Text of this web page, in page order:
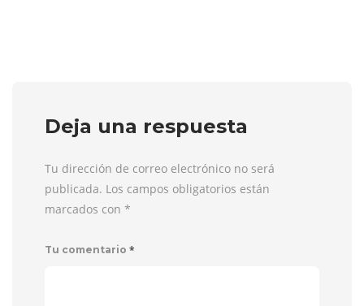
Deja una respuesta
Tu dirección de correo electrónico no será
publicada. Los campos obligatorios están
marcados con *
Tu comentario *